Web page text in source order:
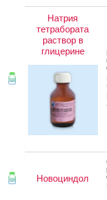
Натрия
тетрабората
раствор в
глицерине
Новоциндол